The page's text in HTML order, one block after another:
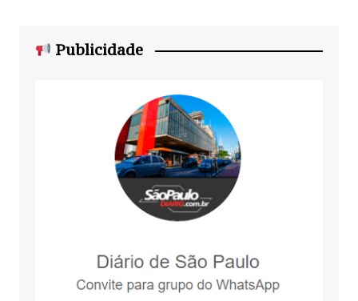
Publicidade